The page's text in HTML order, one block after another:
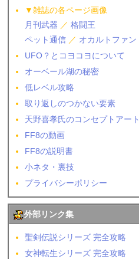
▼雑誌の各ページ画像
月刊武器 ／格闘王
ペット通信 ／ オカルトファン
UFO？とコヨコヨについて
オーベール湖の秘密
低レベル攻略
取り返しのつかない要素
天野喜孝氏のコンセプトアート
FF8の動画
FF8の説明書
小ネタ・裏技
プライバシーポリシー
外部リンク集
聖剣伝説シリーズ 完全攻略
女神転生シリーズ 完全攻略